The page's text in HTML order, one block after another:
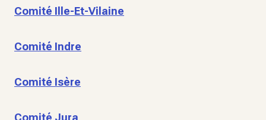
Comité Ille-Et-Vilaine
Comité Indre
Comité Isère
Comité Jura